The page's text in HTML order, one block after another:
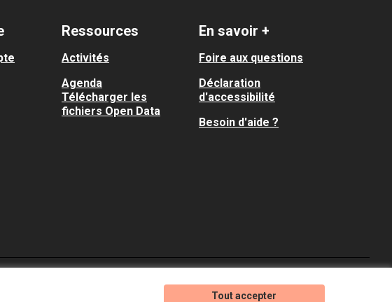
Tout accepter
Ressources
Activités
Agenda
Télécharger les
fichiers Open Data
En savoir +
Foire aux questions
Déclaration
d'accessibilité
Besoin d'aide ?